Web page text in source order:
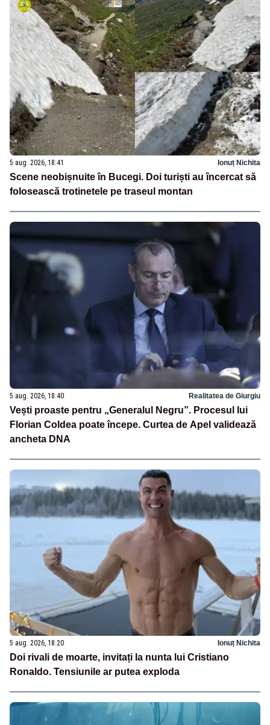
5 aug. 2026, 18:41 Ionuț Nichita
Scene neobișnuite în Bucegi. Doi turiști au încercat să
folosească trotinetele pe traseul montan
5 aug. 2026, 18:40 Realitatea de Giurgiu
Vești proaste pentru „Generalul Negru”. Procesul lui
Florian Coldea poate începe. Curtea de Apel validează
ancheta DNA
5 aug. 2026, 18:20 Ionuț Nichita
Doi rivali de moarte, invitați la nunta lui Cristiano
Ronaldo. Tensiunile ar putea exploda